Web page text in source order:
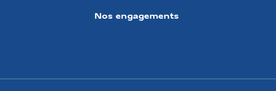
Nos engagements